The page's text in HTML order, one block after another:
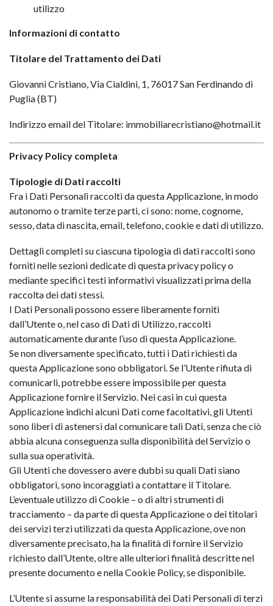
utilizzo
Informazioni di contatto
Titolare del Trattamento dei Dati
Giovanni Cristiano, Via Cialdini, 1, 76017 San Ferdinando di
Puglia (BT)
Indirizzo email del Titolare: immobiliarecristiano@hotmail.it
Privacy Policy completa
Tipologie di Dati raccolti
Fra i Dati Personali raccolti da questa Applicazione, in modo
autonomo o tramite terze parti, ci sono: nome, cognome,
sesso, data di nascita, email, telefono, cookie e dati di utilizzo.
Dettagli completi su ciascuna tipologia di dati raccolti sono
forniti nelle sezioni dedicate di questa privacy policy o
mediante specifici testi informativi visualizzati prima della
raccolta dei dati stessi.
I Dati Personali possono essere liberamente forniti
dall’Utente o, nel caso di Dati di Utilizzo, raccolti
automaticamente durante l’uso di questa Applicazione.
Se non diversamente specificato, tutti i Dati richiesti da
questa Applicazione sono obbligatori. Se l’Utente rifiuta di
comunicarli, potrebbe essere impossibile per questa
Applicazione fornire il Servizio. Nei casi in cui questa
Applicazione indichi alcuni Dati come facoltativi, gli Utenti
sono liberi di astenersi dal comunicare tali Dati, senza che ciò
abbia alcuna conseguenza sulla disponibilità del Servizio o
sulla sua operatività.
Gli Utenti che dovessero avere dubbi su quali Dati siano
obbligatori, sono incoraggiati a contattare il Titolare.
L’eventuale utilizzo di Cookie – o di altri strumenti di
tracciamento – da parte di questa Applicazione o dei titolari
dei servizi terzi utilizzati da questa Applicazione, ove non
diversamente precisato, ha la finalità di fornire il Servizio
richiesto dall’Utente, oltre alle ulteriori finalità descritte nel
presente documento e nella Cookie Policy, se disponibile.
L’Utente si assume la responsabilità dei Dati Personali di terzi